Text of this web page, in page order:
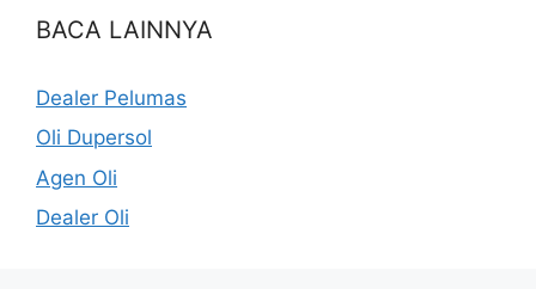
BACA LAINNYA
Dealer Pelumas
Oli Dupersol
Agen Oli
Dealer Oli